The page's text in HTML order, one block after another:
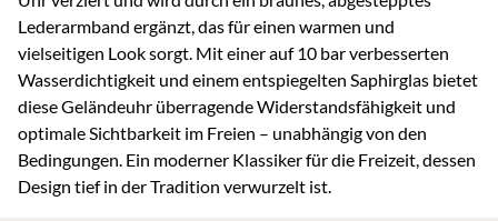
Lederarmband ergänzt, das für einen warmen und
vielseitigen Look sorgt. Mit einer auf 10 bar verbesserten
Wasserdichtigkeit und einem entspiegelten Saphirglas bietet
diese Geländeuhr überragende Widerstandsfähigkeit und
optimale Sichtbarkeit im Freien – unabhängig von den
Bedingungen. Ein moderner Klassiker für die Freizeit, dessen
Design tief in der Tradition verwurzelt ist.